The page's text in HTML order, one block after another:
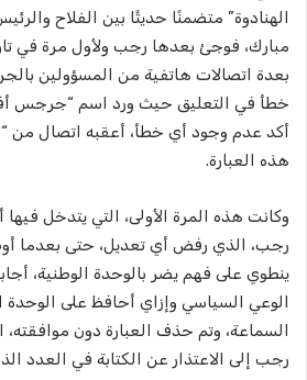
الهنادوة” متضمنًا حديثًا بين الفلاح
مبارك، فوجئ بعدها رجب ولأول مرة في
بعدة اتصالات هاتفية من المسؤولين
خطأ في التعليق حيث ورد اسم “جرجس
أكد عدم وجود أي خطأ، أعقبه اتصال
هذه العبارة.
وكانت هذه المرة الأولى، التي يتدخل فيها
رجب، الذي رفض أي تعديل، حتى بعدما
ينطوي على فهم يضر بالوحدة الوطنية،
الوعي السياسي وإزاي أحافظ على الوحدة
السماعة، وتم حذف العبارة دون
رجب إلى الاعتذار عن الكتابة في العدد